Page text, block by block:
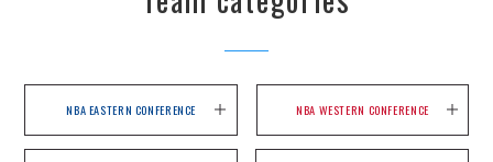
NBA EASTERN CONFERENCE NBA WESTERN CONFERENCE